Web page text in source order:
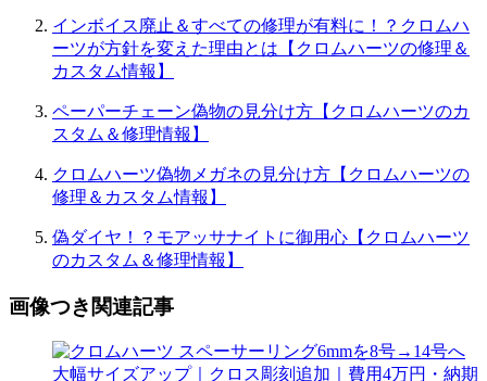
インボイス廃止＆すべての修理が有料に！？クロムハ
ーツが方針を変えた理由とは【クロムハーツの修理＆
カスタム情報】
ペーパーチェーン偽物の見分け方【クロムハーツのカ
スタム＆修理情報】
クロムハーツ偽物メガネの見分け方【クロムハーツの
修理＆カスタム情報】
偽ダイヤ！？モアッサナイトに御用心【クロムハーツ
のカスタム＆修理情報】
画像つき関連記事